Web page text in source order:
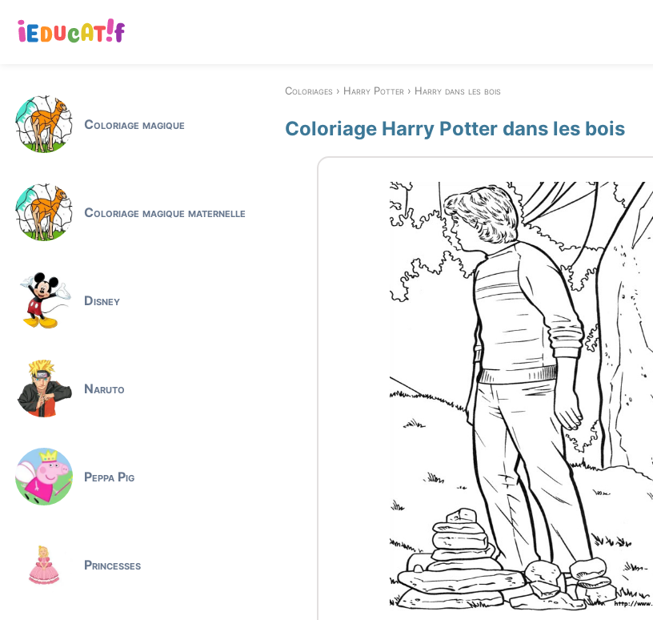
Coloriage magique
Coloriage magique maternelle
Disney
Naruto
Peppa Pig
Princesses
Coloriages Harry Potter Harry dans les bois
Coloriage Harry Potter dans les bois